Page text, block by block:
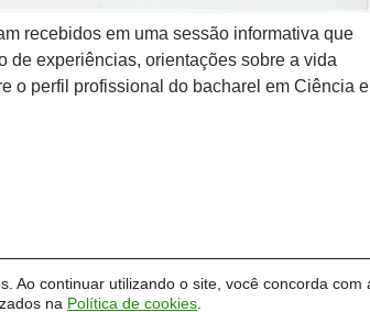
Ao continuar utilizando o site, você concorda com
na Política de cookies
recebidos em uma sessão informativa que
de experiências, orientações sobre a vida
o perfil profissional do bacharel em Ciência e